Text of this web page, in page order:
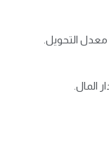
التحويل.
المال.